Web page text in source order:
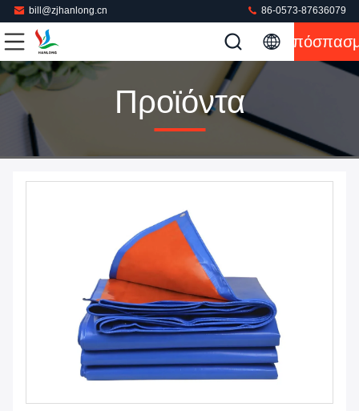
bill@zjhanlong.cn 86-0573-87636079
Προϊόντα